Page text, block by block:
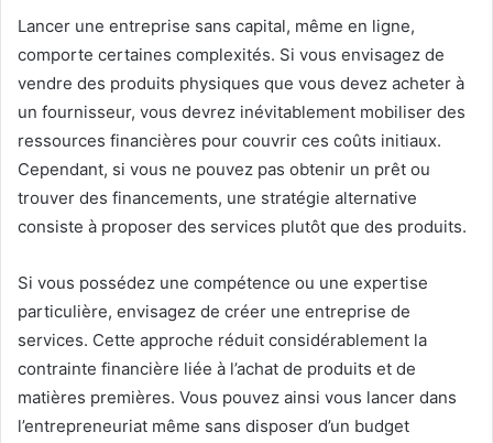
Lancer une entreprise sans capital, même en ligne,
comporte certaines complexités. Si vous envisagez de
vendre des produits physiques que vous devez acheter à
un fournisseur, vous devrez inévitablement mobiliser des
ressources financières pour couvrir ces coûts initiaux.
Cependant, si vous ne pouvez pas obtenir un prêt ou
trouver des financements, une stratégie alternative
consiste à proposer des services plutôt que des produits.
Si vous possédez une compétence ou une expertise
particulière, envisagez de créer une entreprise de
services. Cette approche réduit considérablement la
contrainte financière liée à l’achat de produits et de
matières premières. Vous pouvez ainsi vous lancer dans
l’entrepreneuriat même sans disposer d’un budget